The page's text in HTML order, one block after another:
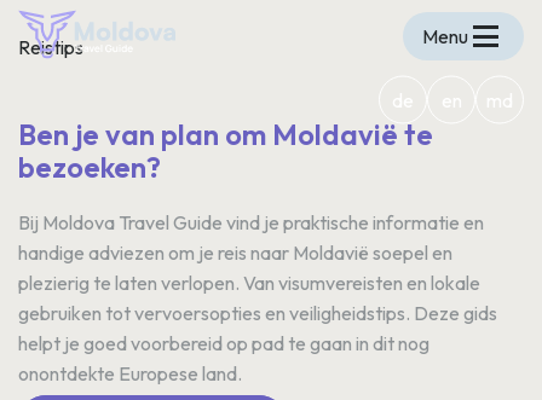
Menu
de en md
Reistips
Ben je van plan om Moldavië te
bezoeken?
Bij Moldova Travel Guide vind je praktische informatie en
handige adviezen om je reis naar Moldavië soepel en
plezierig te laten verlopen. Van visumvereisten en lokale
gebruiken tot vervoersopties en veiligheidstips. Deze gids
helpt je goed voorbereid op pad te gaan in dit nog
onontdekte Europese land.